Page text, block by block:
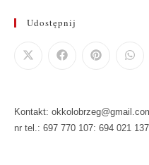
Udostępnij
Kontakt:
nr tel.: 697 770 107: 694 021 137